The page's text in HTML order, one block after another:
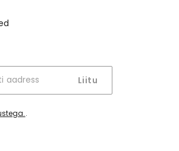
Liitu
.